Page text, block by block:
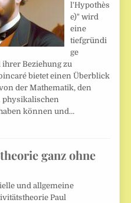
l'Hypothès
e)" wird
eine
tiefgründi
ge
Beziehung zu
bietet einen Überblick
der Mathematik, den
physikalischen
können und…
ganz ohne
und allgemeine
Paul